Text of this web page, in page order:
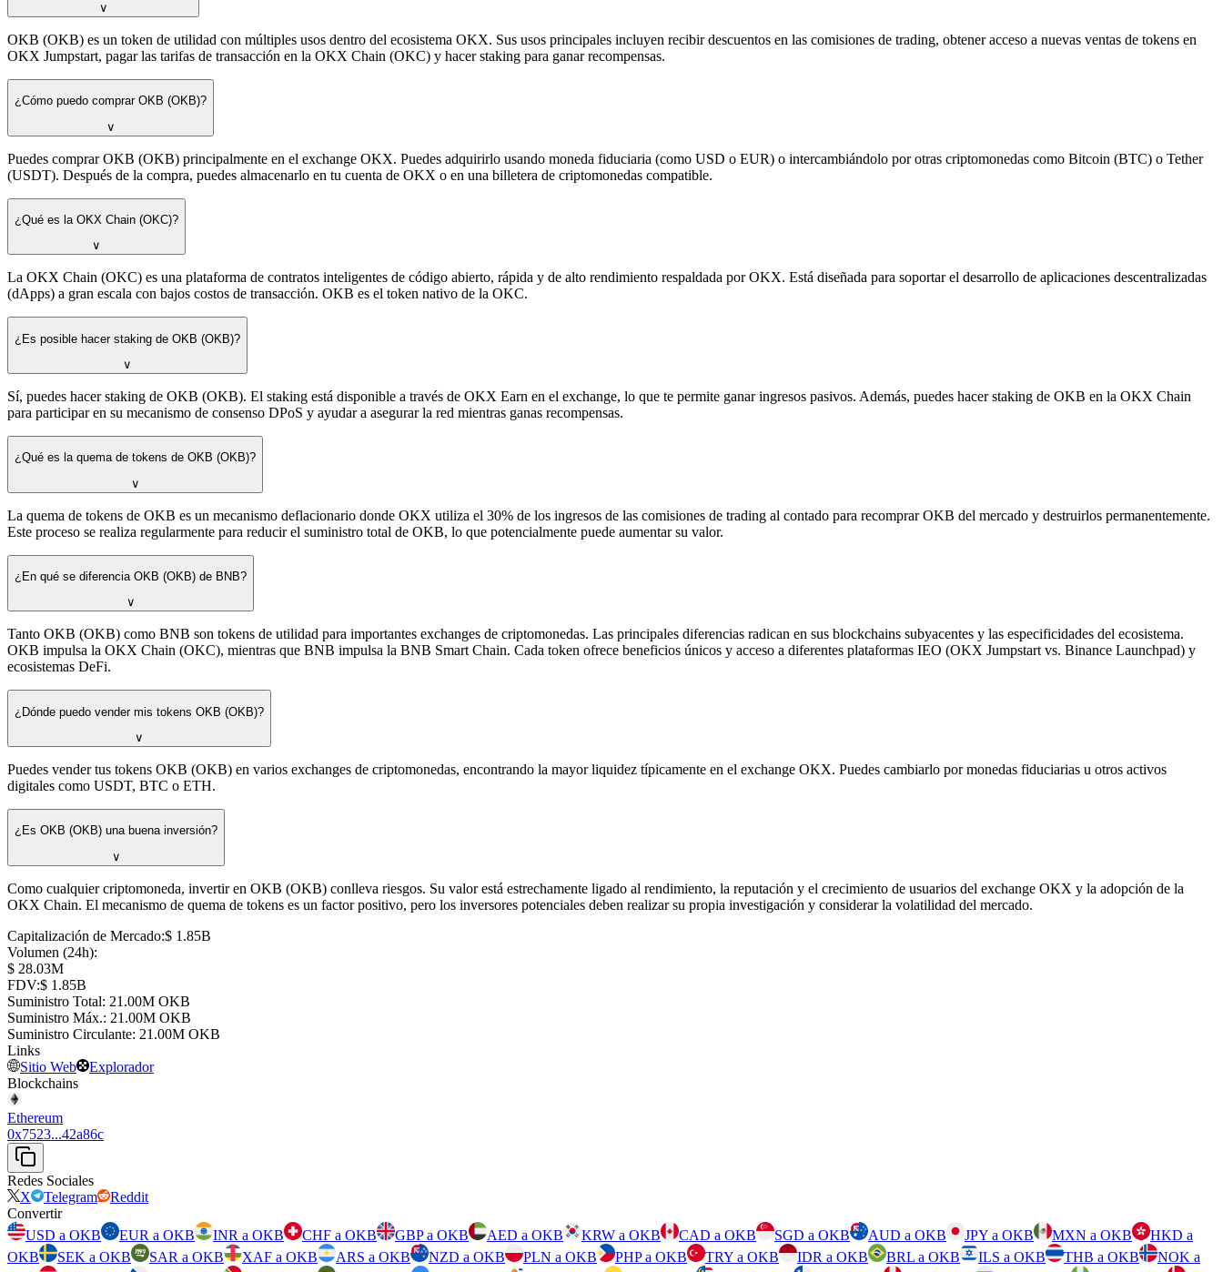
∨
OKB (OKB) es un token de utilidad con múltiples usos dentro del ecosistema OKX. Sus usos principales incluyen recibir descuentos en las comisiones de trading, obtener acceso a nuevas ventas de tokens en
OKX Jumpstart, pagar las tarifas de transacción en la OKX Chain (OKC) y hacer staking para ganar recompensas.
¿Cómo puedo comprar OKB (OKB)?
∨
Puedes comprar OKB (OKB) principalmente en el exchange OKX. Puedes adquirirlo usando moneda fiduciaria (como USD o EUR) o intercambiándolo por otras criptomonedas como Bitcoin (BTC) o Tether
(USDT). Después de la compra, puedes almacenarlo en tu cuenta de OKX o en una billetera de criptomonedas compatible.
¿Qué es la OKX Chain (OKC)?
∨
La OKX Chain (OKC) es una plataforma de contratos inteligentes de código abierto, rápida y de alto rendimiento respaldada por OKX. Está diseñada para soportar el desarrollo de aplicaciones descentralizadas
(dApps) a gran escala con bajos costos de transacción. OKB es el token nativo de la OKC.
¿Es posible hacer staking de OKB (OKB)?
∨
Sí, puedes hacer staking de OKB (OKB). El staking está disponible a través de OKX Earn en el exchange, lo que te permite ganar ingresos pasivos. Además, puedes hacer staking de OKB en la OKX Chain
para participar en su mecanismo de consenso DPoS y ayudar a asegurar la red mientras ganas recompensas.
¿Qué es la quema de tokens de OKB (OKB)?
∨
La quema de tokens de OKB es un mecanismo deflacionario donde OKX utiliza el 30% de los ingresos de las comisiones de trading al contado para recomprar OKB del mercado y destruirlos permanentemente.
Este proceso se realiza regularmente para reducir el suministro total de OKB, lo que potencialmente puede aumentar su valor.
¿En qué se diferencia OKB (OKB) de BNB?
∨
Tanto OKB (OKB) como BNB son tokens de utilidad para importantes exchanges de criptomonedas. Las principales diferencias radican en sus blockchains subyacentes y las especificidades del ecosistema.
OKB impulsa la OKX Chain (OKC), mientras que BNB impulsa la BNB Smart Chain. Cada token ofrece beneficios únicos y acceso a diferentes plataformas IEO (OKX Jumpstart vs. Binance Launchpad) y
ecosistemas DeFi.
¿Dónde puedo vender mis tokens OKB (OKB)?
∨
Puedes vender tus tokens OKB (OKB) en varios exchanges de criptomonedas, encontrando la mayor liquidez típicamente en el exchange OKX. Puedes cambiarlo por monedas fiduciarias u otros activos
digitales como USDT, BTC o ETH.
¿Es OKB (OKB) una buena inversión?
∨
Como cualquier criptomoneda, invertir en OKB (OKB) conlleva riesgos. Su valor está estrechamente ligado al rendimiento, la reputación y el crecimiento de usuarios del exchange OKX y la adopción de la
OKX Chain. El mecanismo de quema de tokens es un factor positivo, pero los inversores potenciales deben realizar su propia investigación y considerar la volatilidad del mercado.
Capitalización de Mercado:⁦$⁩ 1.85B
Volumen (24h):
⁦$⁩ 28.03M
FDV:⁦$⁩ 1.85B
Suministro Total: ⁦⁩ 21.00M OKB
Suministro Máx.: ⁦⁩ 21.00M OKB
Suministro Circulante: ⁦⁩ 21.00M OKB
Links
Sitio Web
Explorador
Blockchains
Ethereum
0x7523...42a86c
Redes Sociales
X
Telegram
Reddit
Convertir
USD a OKB
EUR a OKB INR a OKB CHF a OKB GBP a OKB AED a OKB KRW a OKB CAD a OKB SGD a OKB AUD a OKB JPY a OKB MXN a OKB
HKD a
OKB
SEK a OKB SAR a OKB XAF a OKB ARS a OKB NZD a OKB PLN a OKB PHP a OKB TRY a OKB IDR a OKB BRL a OKB ILS a OKB THB a OKB
NOK a